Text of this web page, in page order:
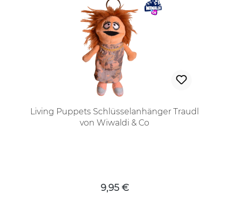
Living Puppets Schlüsselanhänger Traudl
von Wiwaldi & Co
9,95 €